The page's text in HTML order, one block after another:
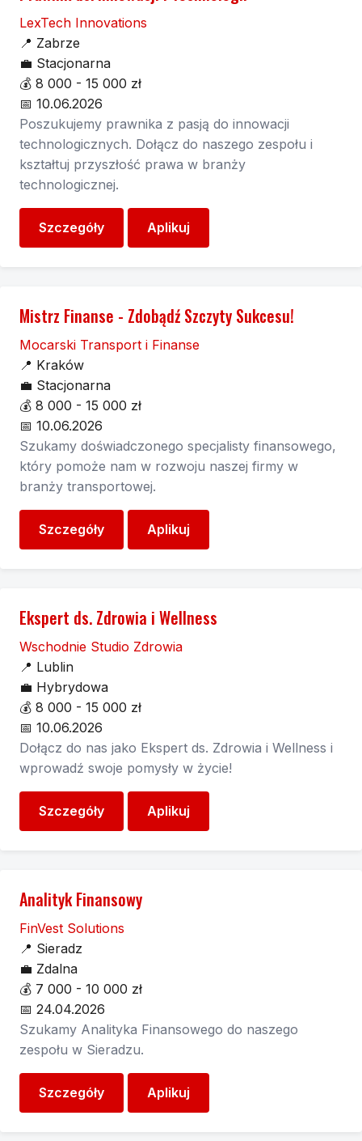
LexTech Innovations
📍 Zabrze
💼 Stacjonarna
💰 8 000 - 15 000 zł
📅 10.06.2026
Poszukujemy prawnika z pasją do innowacji
technologicznych. Dołącz do naszego zespołu i
kształtuj przyszłość prawa w branży
technologicznej.
Szczegóły Aplikuj
Mistrz Finanse - Zdobądź Szczyty Sukcesu!
Mocarski Transport i Finanse
📍 Kraków
💼 Stacjonarna
💰 8 000 - 15 000 zł
📅 10.06.2026
Szukamy doświadczonego specjalisty finansowego,
który pomoże nam w rozwoju naszej firmy w
branży transportowej.
Szczegóły Aplikuj
Ekspert ds. Zdrowia i Wellness
Wschodnie Studio Zdrowia
📍 Lublin
💼 Hybrydowa
💰 8 000 - 15 000 zł
📅 10.06.2026
Dołącz do nas jako Ekspert ds. Zdrowia i Wellness i
wprowadź swoje pomysły w życie!
Szczegóły Aplikuj
Analityk Finansowy
FinVest Solutions
📍 Sieradz
💼 Zdalna
💰 7 000 - 10 000 zł
📅 24.04.2026
Szukamy Analityka Finansowego do naszego
zespołu w Sieradzu.
Szczegóły Aplikuj